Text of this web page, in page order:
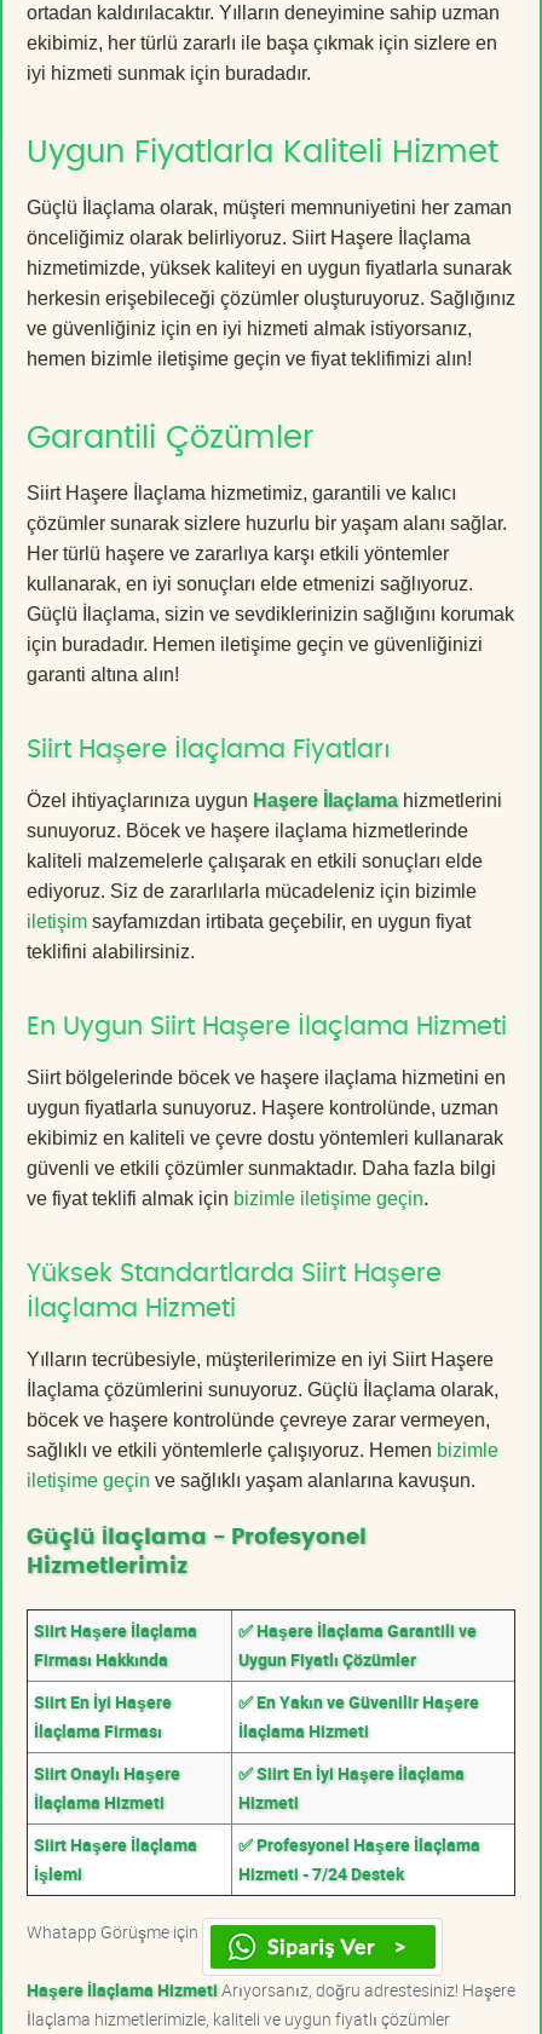
ortadan kaldırılacaktır. Yılların deneyimine sahip uzman
ekibimiz, her türlü zararlı ile başa çıkmak için sizlere en
iyi hizmeti sunmak için buradadır.
Uygun Fiyatlarla Kaliteli Hizmet
Güçlü İlaçlama olarak, müşteri memnuniyetini her zaman
önceliğimiz olarak belirliyoruz. Siirt Haşere İlaçlama
hizmetimizde, yüksek kaliteyi en uygun fiyatlarla sunarak
herkesin erişebileceği çözümler oluşturuyoruz. Sağlığınız
ve güvenliğiniz için en iyi hizmeti almak istiyorsanız,
hemen bizimle iletişime geçin ve fiyat teklifimizi alın!
Garantili Çözümler
Siirt Haşere İlaçlama hizmetimiz, garantili ve kalıcı
çözümler sunarak sizlere huzurlu bir yaşam alanı sağlar.
Her türlü haşere ve zararlıya karşı etkili yöntemler
kullanarak, en iyi sonuçları elde etmenizi sağlıyoruz.
Güçlü İlaçlama, sizin ve sevdiklerinizin sağlığını korumak
için buradadır. Hemen iletişime geçin ve güvenliğinizi
garanti altına alın!
Siirt Haşere İlaçlama Fiyatları
Özel ihtiyaçlarınıza uygun Haşere İlaçlamahizmetlerini
sunuyoruz. Böcek ve haşere ilaçlama hizmetlerinde
kaliteli malzemelerle çalışarak en etkili sonuçları elde
ediyoruz. Siz de zararlılarla mücadeleniz için bizimle
iletişim sayfamızdan irtibata geçebilir, en uygun fiyat
teklifini alabilirsiniz.
En Uygun Siirt Haşere İlaçlama Hizmeti
Siirt bölgelerinde böcek ve haşere ilaçlama hizmetini en
uygun fiyatlarla sunuyoruz. Haşere kontrolünde, uzman
ekibimiz en kaliteli ve çevre dostu yöntemleri kullanarak
güvenli ve etkili çözümler sunmaktadır. Daha fazla bilgi
ve fiyat teklifi almak için bizimle iletişime geçin.
Yüksek Standartlarda Siirt Haşere
İlaçlama Hizmeti
Yılların tecrübesiyle, müşterilerimize en iyi Siirt Haşere
İlaçlama çözümlerini sunuyoruz. Güçlü İlaçlama olarak,
böcek ve haşere kontrolünde çevreye zarar vermeyen,
sağlıklı ve etkili yöntemlerle çalışıyoruz. Hemen bizimle
iletişime geçin ve sağlıklı yaşam alanlarına kavuşun.
Güçlü İlaçlama - Profesyonel
Hizmetlerimiz
Siirt Haşere İlaçlama
Firması Hakkında
✅ Haşere İlaçlama Garantili ve
Uygun Fiyatlı Çözümler
Siirt En İyi Haşere
İlaçlama Firması
✅ En Yakın ve Güvenilir Haşere
İlaçlama Hizmeti
Siirt Onaylı Haşere
İlaçlama Hizmeti
✅ Siirt En İyi Haşere İlaçlama
Hizmeti
Siirt Haşere İlaçlama
İşlemi
✅ Profesyonel Haşere İlaçlama
Hizmeti - 7/24 Destek
Whatapp Görüşme için
Haşere İlaçlama HizmetiArıyorsanız, doğru adrestesiniz! Haşere
İlaçlama hizmetlerimizle, kaliteli ve uygun fiyatlı çözümler